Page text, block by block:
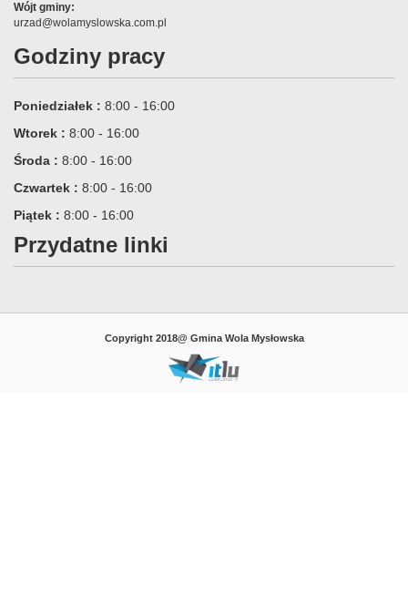
Wójt gminy:
urzad@wolamyslowska.com.pl
Godziny pracy
Poniedziałek : 8:00 - 16:00
Wtorek : 8:00 - 16:00
Środa : 8:00 - 16:00
Czwartek : 8:00 - 16:00
Piątek : 8:00 - 16:00
Przydatne linki
Copyright 2018@ Gmina Wola Mysłowska